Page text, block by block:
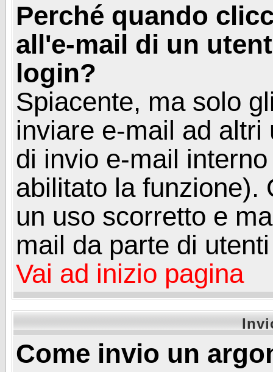
Perché quando
all'e-mail di un
login?
Spiacente, ma solo
inviare e-mail ad
di invio e-mail
abilitato la funzione).
un uso scorretto e
mail da parte di
Vai ad inizio pagina
Come invio un